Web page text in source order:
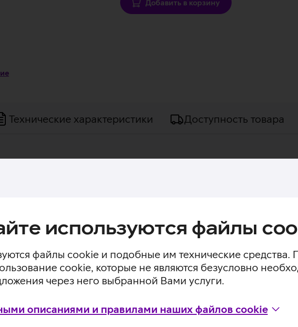
используются файлы
файлы cookie и подобные им технические средства.
cookie, которые не являются безусловно
через него выбранной Вами услуги.
описаниями и правилами наших файлов cookie
Добавить в корзину
Технические характеристики Доступность товара
собой флагман серии ThinkPad, сочетая в себе передовые технологии и
прочный, долговечный, но легкий и тонкий. Компьютер оснащен мощным
512 ГБ. Ноутбук работает на операционной системе Microsoft Windows 11 Pro,
нит.
X1 Carbon на сайте производителя